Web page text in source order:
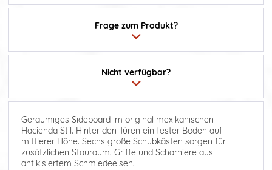
Frage zum Produkt?
Nicht verfügbar?
Geräumiges Sideboard im original mexikanischen
Hacienda Stil. Hinter den Türen ein fester Boden auf
mittlerer Höhe. Sechs große Schubkästen sorgen für
zusätzlichen Stauraum. Griffe und Scharniere aus
antikisiertem Schmiedeeisen.